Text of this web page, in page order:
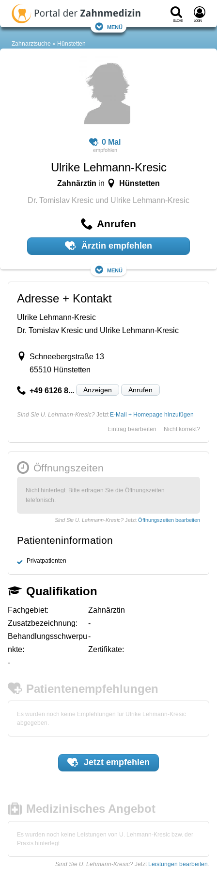
Suche Login
Menü
Zahnarztsuche Hünstetten
0 Mal
Ulrike Lehmann-Kresic
Zahnärztin in Hünstetten
Dr. Tomislav Kresic und Ulrike Lehmann-Kresic
Anrufen
Ärztin empfehlen
Menü
Adresse + Kontakt
Ulrike Lehmann-Kresic
Dr. Tomislav Kresic und Ulrike Lehmann-Kresic
Schneebergstraße 13
65510 Hünstetten
+49 6126 8... Anzeigen Anrufen
Sind Sie U. Lehmann-Kresic? Jetzt E-Mail + Homepage hinzufügen
Nicht korrekt?
Eintrag bearbeiten
Öffnungszeiten
Nicht hinterlegt. Bitte erfragen Sie die Öffnungszeiten
telefonisch.
Sind Sie U. Lehmann-Kresic? Jetzt Öffnungszeiten bearbeiten
Patienteninformation
Privatpatienten
Qualifikation
Fachgebiet:
Zahnärztin
Zusatzbezeichnung:
-
Behandlungsschwerpu
nkte:
-
Zertifikate:
-
Patientenempfehlungen
Es wurden noch keine Empfehlungen für Ulrike Lehmann-Kresic
abgegeben.
Jetzt empfehlen
Medizinisches Angebot
Es wurden noch keine Leistungen von U. Lehmann-Kresic bzw. der
Praxis hinterlegt.
Sind Sie U. Lehmann-Kresic? Jetzt Leistungen bearbeiten.